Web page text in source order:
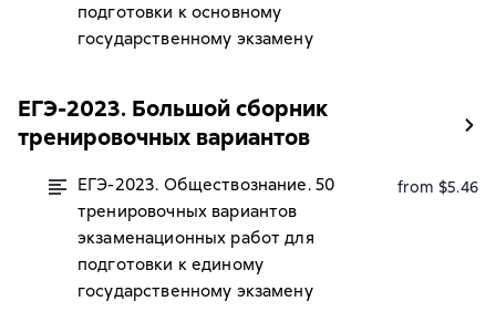
подготовки к основному
государственному экзамену
ЕГЭ-2023. Большой сборник
тренировочных вариантов
ЕГЭ-2023. Обществознание. 50
тренировочных вариантов
экзаменационных работ для
подготовки к единому
государственному экзамену
from $5.46